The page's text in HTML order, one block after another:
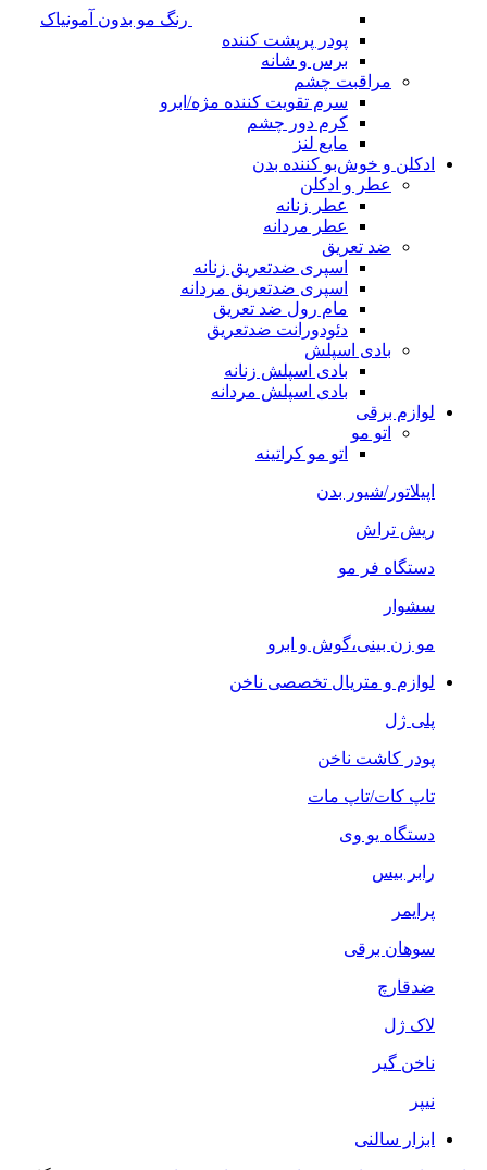
رنگ مو بدون آمونیاک
پودر پرپشت کننده
برس و شانه
مراقبت چشم
سرم تقویت کننده مژه/ابرو
کرم دور چشم
مایع لنز
ادکلن و خوش‌بو کننده بدن
عطر و ادکلن
عطر زنانه
عطر مردانه
ضد تعریق
اسپری ضدتعریق زنانه
اسپری ضدتعریق مردانه
مام رول ضد تعریق
دئودورانت ضدتعریق
بادی اسپلش
بادی اسپلش زنانه
بادی اسپلش مردانه
لوازم برقی
اتو مو
اتو مو کراتینه
اپیلاتور/شیور بدن
ریش تراش
دستگاه فر مو
سشوار
مو زن بینی،گوش و ابرو
لوازم و متریال تخصصی ناخن
پلی ژل
پودر کاشت ناخن
تاپ کات/تاپ مات
دستگاه یو وی
رابر بیس
پرایمر
سوهان برقی
ضدقارچ
لاک ژل
ناخن گیر
نیپر
ابزار سالنی